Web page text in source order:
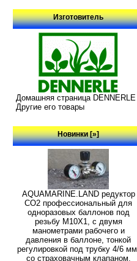
Изготовитель
Домашняя страница DENNERLE
Другие его товары
Новинки [»]
AQUAMARINE.LAND редуктор
СО2 профессиональный для
одноразовых баллонов под
резьбу M10X1, с двумя
манометрами рабочего и
давления в баллоне, тонкой
регулировкой под трубку 4/6 мм,
со страховачным клапаном.